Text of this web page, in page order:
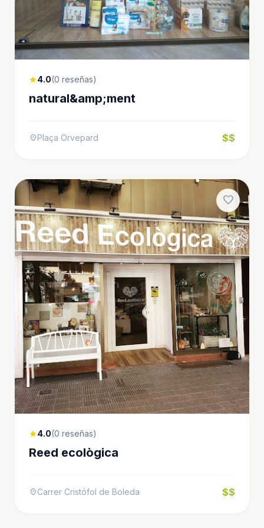
star4.0(0 reseñas)
natural&amp;ment
location_onPlaça Orvepard $$
favorite
star4.0(0 reseñas)
Reed ecològica
location_onCarrer Cristófol de Boleda $$